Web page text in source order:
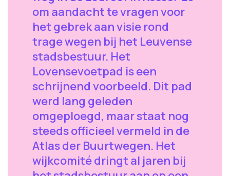
om aandacht te vragen voor
het gebrek aan visie rond
trage wegen bij het Leuvense
stadsbestuur. Het
Lovensevoetpad is een
schrijnend voorbeeld. Dit pad
werd lang geleden
omgeploegd, maar staat nog
steeds officieel vermeld in de
Atlas der Buurtwegen. Het
wijkcomité dringt al jaren bij